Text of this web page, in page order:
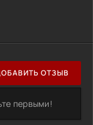
ОТЗЫВ
первыми!